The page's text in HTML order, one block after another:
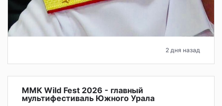
2 дня назад
ММК Wild Fest 2026 - главный
мультифестиваль Южного Урала